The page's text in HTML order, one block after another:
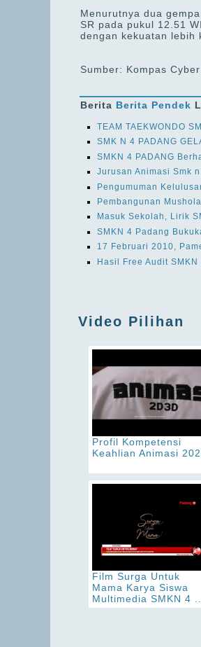
Menurutnya dua
SR pada pukul 12.51
dengan kekuatan lebih
Sumber: Kompas
Berita Berita Pendek
TEAM TAEKWONDO
SMK N 4 PADANG
SMKN 4 PADANG
Jurusan Animasi Smk
Pengumuman
Pembangunan
Masuk Sekolah, Lirik
SMKN 4 Padang
17 Februari 2010,
Hasil Free Audit SMKN
Video Pilihan
Profil Kompetensi
Keahlian Animasi
Film Surga Untuk
Mama Karya Siswa
Multimedia SMKN 4 ...